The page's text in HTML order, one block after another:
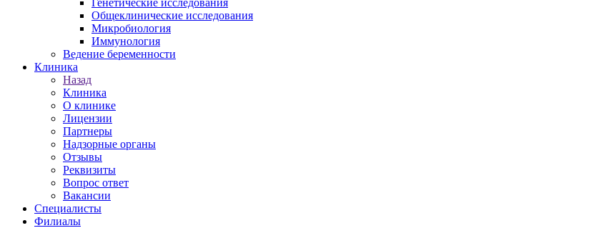
Генетические исследования
Общеклинические исследования
Микробиология
Иммунология
Ведение беременности
Клиника
Назад
Клиника
О клинике
Лицензии
Партнеры
Надзорные органы
Отзывы
Реквизиты
Вопрос ответ
Вакансии
Специалисты
Филиалы